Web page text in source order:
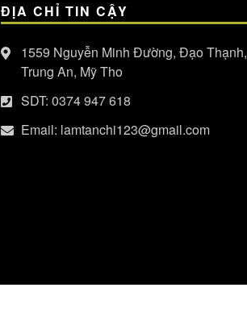
ĐỊA CHỈ TIN CẬY
1559 Nguyễn Minh Đường, Đạo Thạnh,
Trung An, Mỹ Tho
SDT: 0374 947 618
Email: lamtanchi123@gmail.com